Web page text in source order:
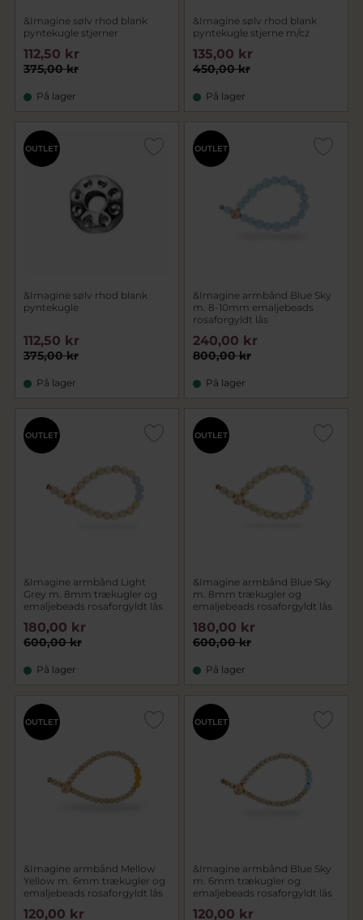
&Imagine sølv rhod blank
pyntekugle stjerner
375,00 kr
112,50 kr
På lager
&Imagine sølv rhod blank
pyntekugle stjerne m/cz
450,00 kr
135,00 kr
På lager
OUTLET
&Imagine sølv rhod blank
pyntekugle
375,00 kr
112,50 kr
På lager
OUTLET
&Imagine armbånd Blue Sky
m. 8-10mm emaljebeads
rosaforgyldt lås
800,00 kr
240,00 kr
På lager
OUTLET
&Imagine armbånd Light
Grey m. 8mm trækugler og
emaljebeads rosaforgyldt lås
600,00 kr
180,00 kr
På lager
OUTLET
&Imagine armbånd Blue Sky
m. 8mm trækugler og
emaljebeads rosaforgyldt lås
600,00 kr
180,00 kr
På lager
OUTLET
&Imagine armbånd Mellow
Yellow m. 6mm trækugler og
emaljebeads rosaforgyldt lås
120,00 kr
OUTLET
&Imagine armbånd Blue Sky
m. 6mm trækugler og
emaljebeads rosaforgyldt lås
120,00 kr